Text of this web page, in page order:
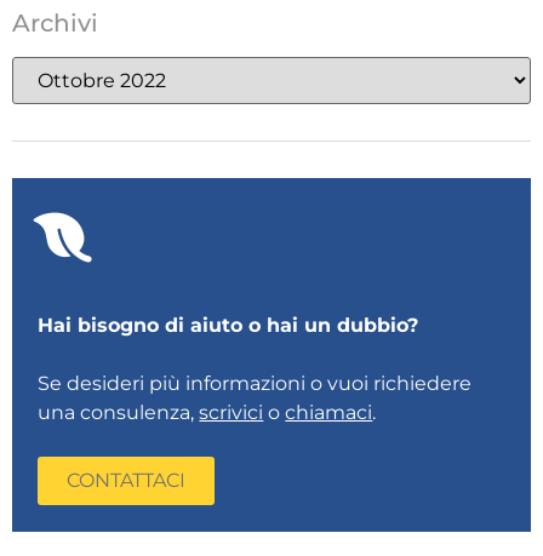
Archivi
Hai bisogno di aiuto o hai un dubbio?
Se desideri più informazioni o vuoi richiedere
una consulenza,scrivici ochiamaci.
CONTATTACI